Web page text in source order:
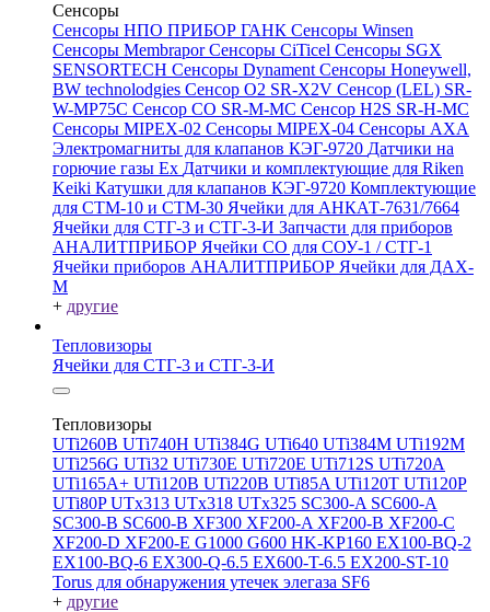
Сенсоры
Сенсоры НПО ПРИБОР ГАНК Сенсоры Winsen
Сенсоры MembraporСенсоры CiTicel Сенсоры SGX
SENSORTECH Сенсоры Dynament Сенсоры Honeywell,
BW technolodgies Сенсор O2 SR-X2V Сенсор (LEL) SR-
W-MP75C Сенсор CO SR-M-MC Сенсор H2S SR-H-MC
Сенсоры MIPEX-02 Сенсоры MIPEX-04 Сенсоры АХА
Электромагниты для клапанов КЭГ-9720 Датчики на
горючие газы Ex Датчики и комплектующие для Riken
Keiki Катушки для клапанов КЭГ-9720 Комплектующие
для СТМ-10 и СТМ-30 Ячейки для АНКАТ-7631/7664
Ячейки для СТГ-3 и СТГ-3-И Запчасти для приборов
АНАЛИТПРИБОР Ячейки CO для СОУ-1 / СТГ-1
Ячейки приборов АНАЛИТПРИБОР Ячейки для ДАХ-
М
+ другие
Тепловизоры
Ячейки для СТГ-3 и СТГ-3-И
Тепловизоры
UTi260В UTi740H UTi384G UTi640 UTi384M UTi192M
UTi256G UTi32 UTi730E UTi720E UTi712S UTi720A
UTi165A+ UTi120B UTi220B UTi85A UTi120T UTi120P
UTi80PUTx313 UTx318 UTx325 SC300-A SC600-A
SC300-B SC600-B XF300 XF200-A XF200-B XF200-C
XF200-D XF200-E G1000 G600 HK-KP160 EX100-BQ-2
EX100-BQ-6 EX300-Q-6.5 EX600-T-6.5 EX200-ST-10
Torus для обнаружения утечек элегаза SF6
+ другие